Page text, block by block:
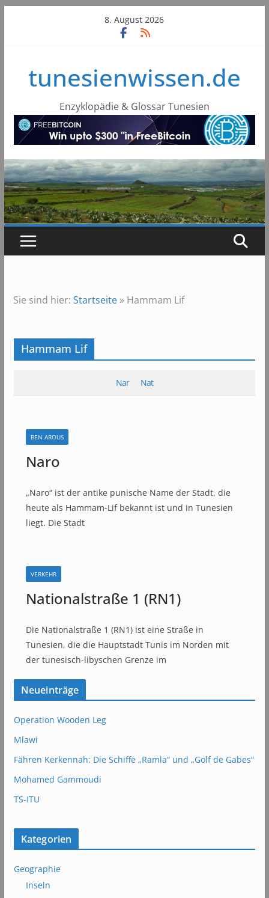
8. August 2026
tunesienwissen.de
Enzyklopädie & Glossar Tunesien
Sie sind hier: Startseite» Hammam Lif
Hammam Lif
Nar Nat
BEN AROUS
Naro
„Naro“ ist der antike punische Name der Stadt, die
heute als Hammam-Lif bekannt ist und in Tunesien
liegt. Die Stadt
VERKEHR
Nationalstraße 1 (RN1)
Die Nationalstraße 1 (RN1) ist eine Straße in
Tunesien, die die Hauptstadt Tunis im Norden mit
der tunesisch-libyschen Grenze im
Neueinträge
Operation Wooden Leg
Mlawi
Fähren Kerkennah: Die Schiffe „Ramla“ und „Golf de Gabes“
Mohamed Gammoudi
TS-ITU
Kategorien
Geographie
Inseln